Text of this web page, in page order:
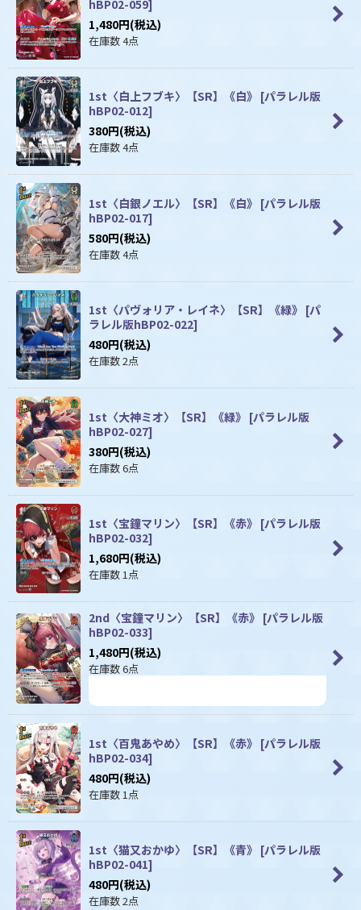
hBP02-059]
1,480円(税込)
在庫数 4点
1st〈白上フブキ〉【SR】《白》 [パラレル版
hBP02-012]
380円(税込)
在庫数 4点
1st〈白銀ノエル〉【SR】《白》 [パラレル版
hBP02-017]
580円(税込)
在庫数 4点
1st〈パヴォリア・レイネ〉【SR】《緑》 [パ
ラレル版hBP02-022]
480円(税込)
在庫数 2点
1st〈大神ミオ〉【SR】《緑》 [パラレル版
hBP02-027]
380円(税込)
在庫数 6点
1st〈宝鐘マリン〉【SR】《赤》 [パラレル版
hBP02-032]
1,680円(税込)
在庫数 1点
2nd〈宝鐘マリン〉【SR】《赤》 [パラレル版
hBP02-033]
1,480円(税込)
在庫数 6点
1st〈百鬼あやめ〉【SR】《赤》 [パラレル版
hBP02-034]
480円(税込)
在庫数 1点
1st〈猫又おかゆ〉【SR】《青》 [パラレル版
hBP02-041]
480円(税込)
在庫数 2点